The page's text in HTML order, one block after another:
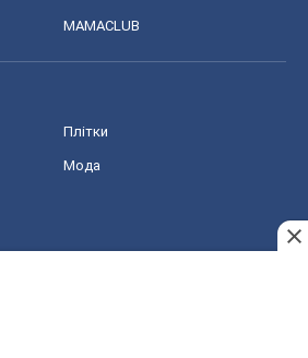
MAMACLUB
Плітки
Мода